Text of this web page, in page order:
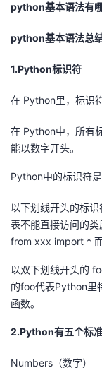
页
开
发
者
我
博
的
坛
我
圈
子
的
直
播
我
的
活
动
我
的
关
开
发
者
堂
我
的
课
程
我
的
认
我
的
我
的
Programs
我
的
支
我
技
术
支
持
的
云
声
建
python基本语法有哪
python基本语法总结
1.Python标识符
在 Python里，标识
在 Python中，所有
能以数字开头。
Python中的标识符是
以下划线开头的标
表不能直接访问的
from xxx import * 而
以双下划线开头的
的foo代表Python里
函数。
2.Python有五个标
Numbers（数字）